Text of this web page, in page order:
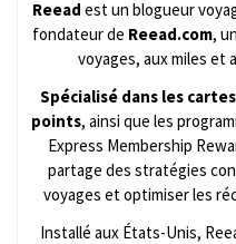
Reead est un blogueur
fondateur de Reead.com,
voyages, aux miles et
Spécialisé dans les
points, ainsi que les
Express Membership
partage des stratégies
voyages et optimiser les
Installé aux États-Unis,